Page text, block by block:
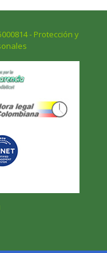
- Protección y